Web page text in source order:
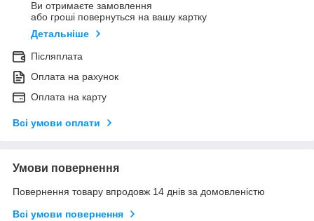
Ви отримаєте замовлення
або гроші повернуться на вашу картку
Детальніше
Післяплата
Оплата на рахунок
Оплата на карту
Всі умови оплати
Умови повернення
Повернення товару впродовж 14 днів за домовленістю
Всі умови повернення